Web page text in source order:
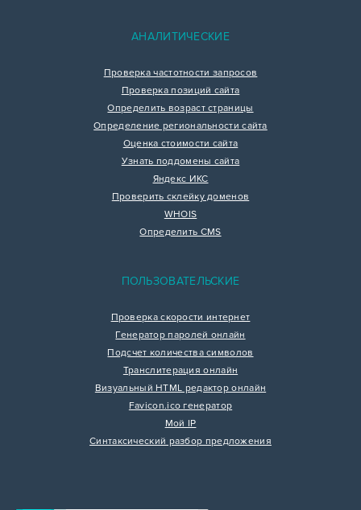
АНАЛИТИЧЕСКИЕ
Проверка частотности запросов
Проверка позиций сайта
Определить возраст страницы
Определение региональности сайта
Оценка стоимости сайта
Узнать поддомены сайта
Яндекс ИКС
Проверить склейку доменов
WHOIS
Определить CMS
ПОЛЬЗОВАТЕЛЬСКИЕ
Проверка скорости интернет
Генератор паролей онлайн
Подсчет количества символов
Транслитерация онлайн
Визуальный HTML редактор онлайн
Favicon.ico генератор
Мой IP
Синтаксический разбор предложения